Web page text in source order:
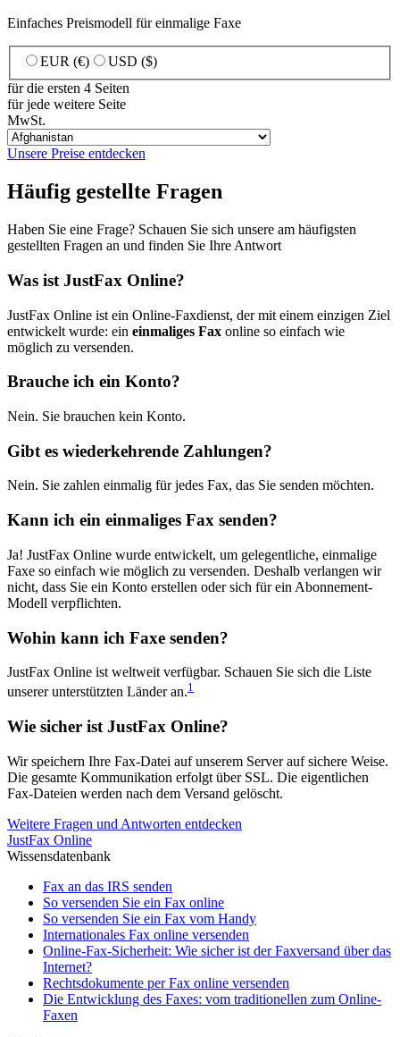
Einfaches Preismodell für einmalige Faxe
EUR (€)
USD ($)
für die ersten 4 Seiten
für jede weitere Seite
MwSt.
Unsere Preise entdecken
Häufig gestellte Fragen
Haben Sie eine Frage? Schauen Sie sich unsere am häufigsten
gestellten Fragen an und finden Sie Ihre Antwort
Was ist JustFax Online?
JustFax Online ist ein Online-Faxdienst, der mit einem einzigen Ziel
entwickelt wurde: ein einmaliges Fax online so einfach wie
möglich zu versenden.
Brauche ich ein Konto?
Nein. Sie brauchen kein Konto.
Gibt es wiederkehrende Zahlungen?
Nein. Sie zahlen einmalig für jedes Fax, das Sie senden möchten.
Kann ich ein einmaliges Fax senden?
Ja! JustFax Online wurde entwickelt, um gelegentliche, einmalige
Faxe so einfach wie möglich zu versenden. Deshalb verlangen wir
nicht, dass Sie ein Konto erstellen oder sich für ein Abonnement-
Modell verpflichten.
Wohin kann ich Faxe senden?
JustFax Online ist weltweit verfügbar. Schauen Sie sich die Liste
unserer unterstützten Länder an.1
Wie sicher ist JustFax Online?
Wir speichern Ihre Fax-Datei auf unserem Server auf sichere Weise.
Die gesamte Kommunikation erfolgt über SSL. Die eigentlichen
Fax-Dateien werden nach dem Versand gelöscht.
Weitere Fragen und Antworten entdecken
JustFax Online
Wissensdatenbank
Fax an das IRS senden
So versenden Sie ein Fax online
So versenden Sie ein Fax vom Handy
Internationales Fax online versenden
Online-Fax-Sicherheit: Wie sicher ist der Faxversand über das
Internet?
Rechtsdokumente per Fax online versenden
Die Entwicklung des Faxes: vom traditionellen zum Online-
Faxen